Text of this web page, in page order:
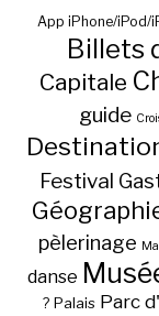
App iPhone/iPod/
Billets
Capitale
guide
Festival
pèlerinage
danse
? Palais Parc